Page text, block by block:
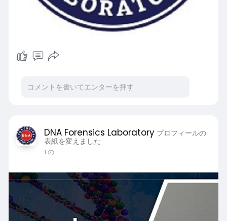
DNA Forensics Laboratory プロフィールの
表紙を変えました
1 の